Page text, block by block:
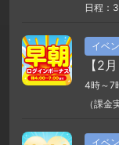
日程：
イベ
【2
4時～7
（課金
イベ